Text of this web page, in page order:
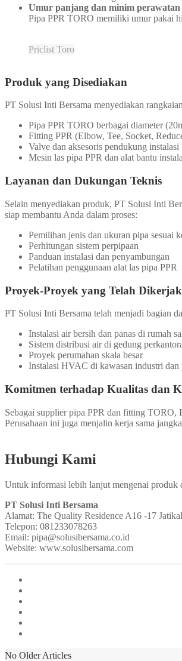
Umur panjang dan minim perawatan
Pipa PPR TORO memiliki umur pakai
Priclist Toro
Produk yang Disediakan
PT Solusi Inti Bersama menyediakan
Pipa PPR TORO berbagai diameter
Fitting PPR (Elbow, Tee, Socket,
Valve dan aksesoris pendukung instalasi
Mesin las pipa PPR dan alat bantu
Layanan dan Dukungan Teknis
Selain menyediakan produk, PT Solusi Inti
siap membantu Anda dalam proses:
Pemilihan jenis dan ukuran pipa sesuai
Perhitungan sistem perpipaan
Panduan instalasi dan penyambungan
Pelatihan penggunaan alat las pipa PPR
Proyek-Proyek yang Telah
PT Solusi Inti Bersama telah menjadi bagian
Instalasi air bersih dan panas di rumah
Sistem distribusi air di gedung
Proyek perumahan skala besar
Instalasi HVAC di kawasan industri dan
Komitmen terhadap Kualitas dan
Sebagai supplier pipa PPR dan fitting TORO,
Perusahaan ini juga menjalin kerja sama
Hubungi Kami
Untuk informasi lebih lanjut mengenai produk
PT Solusi Inti Bersama
Alamat: The Quality Residence A16 -17
Telepon: 081233078263
Email: pipa@solusibersama.co.id
Website: www.solusibersama.com
No Older Articles